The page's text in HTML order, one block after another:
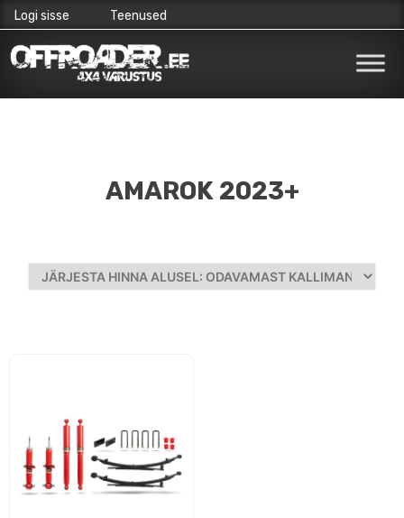
to
Logi sisse Teenused
AMAROK 2023+